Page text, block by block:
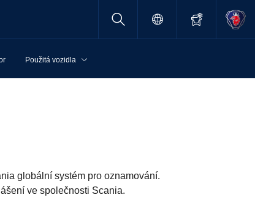
Použitá vozidla
globální systém pro oznamování.
ve společnosti Scania.